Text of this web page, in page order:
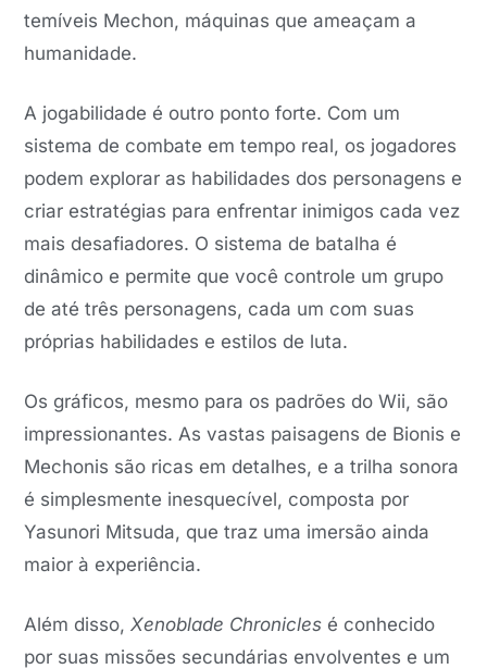
temíveis Mechon, máquinas que ameaçam a
humanidade.
A jogabilidade é outro ponto forte. Com um
sistema de combate em tempo real, os jogadores
podem explorar as habilidades dos personagens e
criar estratégias para enfrentar inimigos cada vez
mais desafiadores. O sistema de batalha é
dinâmico e permite que você controle um grupo
de até três personagens, cada um com suas
próprias habilidades e estilos de luta.
Os gráficos, mesmo para os padrões do Wii, são
impressionantes. As vastas paisagens de Bionis e
Mechonis são ricas em detalhes, e a trilha sonora
é simplesmente inesquecível, composta por
Yasunori Mitsuda, que traz uma imersão ainda
maior à experiência.
Além disso,Xenoblade Chronicles é conhecido
por suas missões secundárias envolventes e um